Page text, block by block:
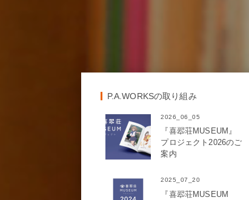
P.A.WORKSの取り組み
2026_06_05
『喜翆荘MUSEUM』
プロジェクト2026のご
案内
2025_07_20
『喜翆荘MUSEUM